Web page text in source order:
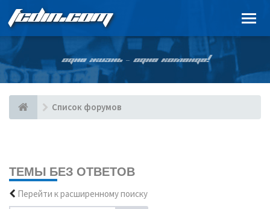
FCDIN.COM
ОДНА ЖИЗНЬ – ОДНА КОМАНДА!
Список форумов
ТЕМЫ БЕЗ ОТВЕТОВ
Перейти к расширенному поиску